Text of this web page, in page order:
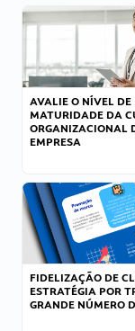
AVALIE O NÍVEL DE
MATURIDADE DA
ORGANIZACIONAL
EMPRESA
FIDELIZAÇÃO DE
ESTRATÉGIA POR
GRANDE NÚMERO